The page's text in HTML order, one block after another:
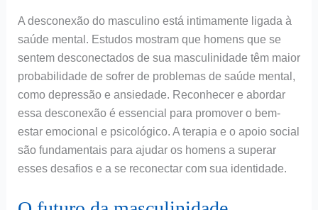
A desconexão do masculino está intimamente ligada à
saúde mental. Estudos mostram que homens que se
sentem desconectados de sua masculinidade têm maior
probabilidade de sofrer de problemas de saúde mental,
como depressão e ansiedade. Reconhecer e abordar
essa desconexão é essencial para promover o bem-
estar emocional e psicológico. A terapia e o apoio social
são fundamentais para ajudar os homens a superar
esses desafios e a se reconectar com sua identidade.